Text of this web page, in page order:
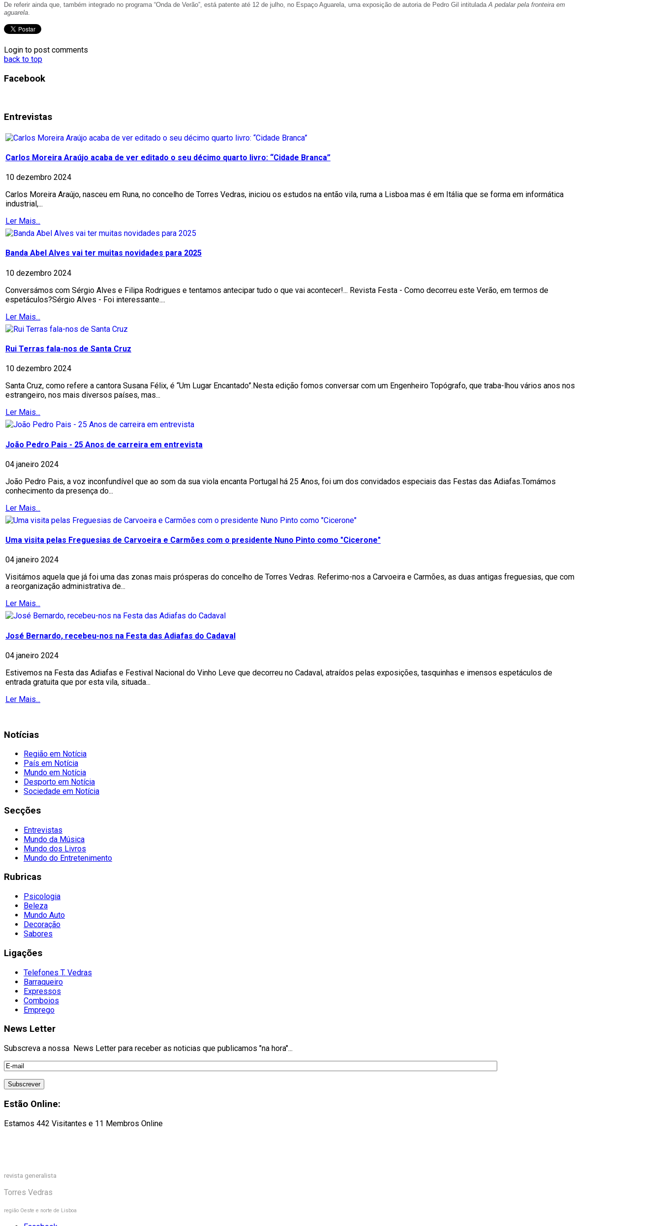
De referir ainda que, também integrado no programa “Onda de Verão”, está patente até 12 de julho, no Espaço Aguarela, uma exposição de autoria de Pedro Gil intitulada A pedalar pela fronteira em
aguarela
Login to post comments
back to top
Facebook
Entrevistas
Carlos Moreira Araújo acaba de ver editado o seu décimo quarto livro: “Cidade Branca”
10 dezembro 2024
Carlos Moreira Araújo, nasceu em Runa, no concelho de Torres Vedras, iniciou os estudos na então vila, ruma a Lisboa mas é em Itália que se forma em informática
industrial,...
Ler Mais...
Banda Abel Alves vai ter muitas novidades para 2025
10 dezembro 2024
Conversámos com Sérgio Alves e Filipa Rodrigues e tentamos antecipar tudo o que vai acontecer!... Revista Festa - Como decorreu este Verão, em termos de
espetáculos?Sérgio Alves - Foi interessante....
Ler Mais...
Rui Terras fala-nos de Santa Cruz
10 dezembro 2024
Santa Cruz, como refere a cantora Susana Félix, é “Um Lugar Encantado”.Nesta edição fomos conversar com um Engenheiro Topógrafo, que traba-lhou vários anos nos
estrangeiro, nos mais diversos países, mas...
Ler Mais...
João Pedro Pais - 25 Anos de carreira em entrevista
04 janeiro 2024
João Pedro Pais, a voz inconfundível que ao som da sua viola encanta Portugal há 25 Anos, foi um dos convidados especiais das Festas das Adiafas.Tomámos
conhecimento da presença do...
Ler Mais...
Uma visita pelas Freguesias de Carvoeira e Carmões com o presidente Nuno Pinto como "Cicerone"
04 janeiro 2024
Visitámos aquela que já foi uma das zonas mais prósperas do concelho de Torres Vedras. Referimo-nos a Carvoeira e Carmões, as duas antigas freguesias, que com
a reorganização administrativa de...
Ler Mais...
José Bernardo, recebeu-nos na Festa das Adiafas do Cadaval
04 janeiro 2024
Estivemos na Festa das Adiafas e Festival Nacional do Vinho Leve que decorreu no Cadaval, atraídos pelas exposições, tasquinhas e imensos espetáculos de
entrada gratuita que por esta vila, situada...
Ler Mais...
Notícias
Região em Notícia
País em Notícia
Mundo em Notícia
Desporto em Notícia
Sociedade em Notícia
Secções
Entrevistas
Mundo da Música
Mundo dos Livros
Mundo do Entretenimento
Rubricas
Psicologia
Beleza
Mundo Auto
Decoração
Sabores
Ligações
Telefones T. Vedras
Barraqueiro
Expressos
Comboios
Emprego
News Letter
Subscreva a nossa News Letter para receber as noticias que publicamos "na hora"...
Estão Online:
Estamos 442 Visitantes e 11 Membros Online
revista generalista
Torres Vedras
região Oeste e norte de Lisboa